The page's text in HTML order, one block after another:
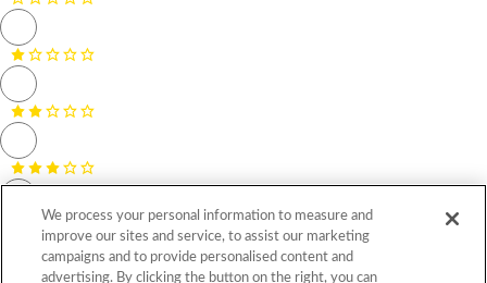
We process your personal information to measure and
improve our sites and service, to assist our marketing
campaigns and to provide personalised content and
advertising. By clicking the button on the right, you can